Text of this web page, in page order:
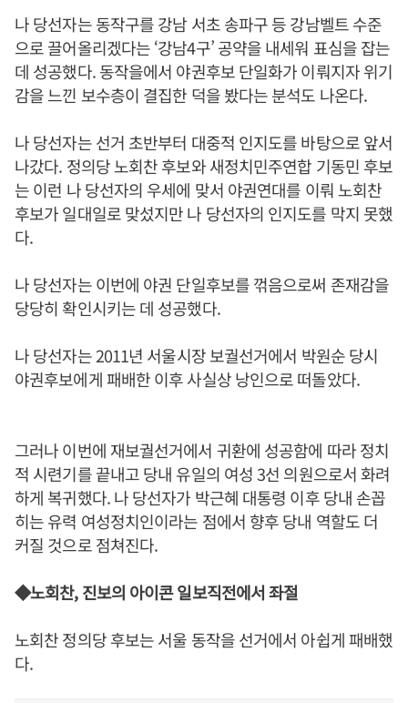
나 당선자는 동작구를 강남 서초 송파구 등 강남벨트 수준
으로 끌어올리겠다는 ‘강남4구’ 공약을 내세워 표심을 잡는
데 성공했다. 동작을에서 야권후보 단일화가 이뤄지자 위기
감을 느낀 보수층이 결집한 덕을 봤다는 분석도 나온다.
나 당선자는 선거 초반부터 대중적 인지도를 바탕으로 앞서
나갔다. 정의당 노회찬 후보와 새정치민주연합 기동민 후보
는 이런 나 당선자의 우세에 맞서 야권연대를 이뤄 노회찬
후보가 일대일로 맞섰지만 나 당선자의 인지도를 막지 못했
다.
나 당선자는 이번에 야권 단일후보를 꺾음으로써 존재감을
당당히 확인시키는 데 성공했다.
나 당선자는 2011년 서울시장 보궐선거에서 박원순 당시
야권후보에게 패배한 이후 사실상 낭인으로 떠돌았다.
그러나 이번에 재보궐선거에서 귀환에 성공함에 따라 정치
적 시련기를 끝내고 당내 유일의 여성 3선 의원으로서 화려
하게 복귀했다. 나 당선자가 박근혜 대통령 이후 당내 손꼽
히는 유력 여성정치인이라는 점에서 향후 당내 역할도 더
커질 것으로 점쳐진다.
◆노회찬, 진보의 아이콘 일보직전에서 좌절
노회찬 정의당 후보는 서울 동작을 선거에서 아쉽게 패배했
다.